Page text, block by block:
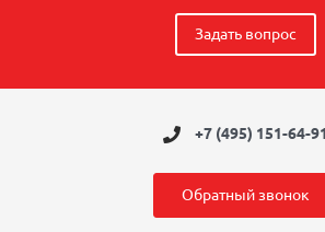
Задать вопрос
+7 (495) 151-64-91
Обратный звонок